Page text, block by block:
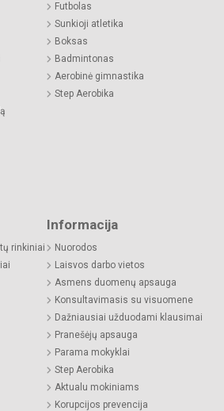
Futbolas
Sunkioji atletika
Boksas
Badmintonas
Aerobinė gimnastika
Step Aerobika
rinkiniai
Informacija
Nuorodos
Laisvos darbo vietos
Asmens duomenų apsauga
Konsultavimasis su visuomene
Dažniausiai užduodami klausimai
Pranešėjų apsauga
Parama mokyklai
Step Aerobika
Aktualu mokiniams
Korupcijos prevencija